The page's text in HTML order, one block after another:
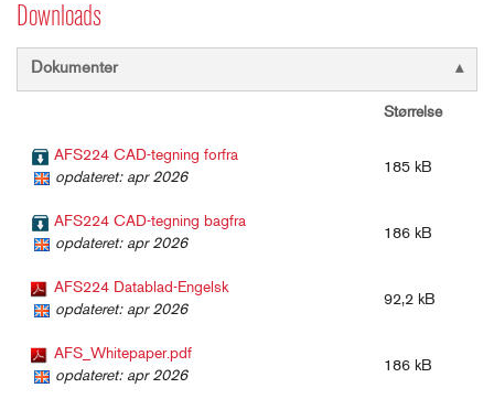
Downloads
Dokumenter
Størrelse
AFS224 CAD-tegning forfra
opdateret: apr 2026
185 kB
AFS224 CAD-tegning bagfra
opdateret: apr 2026
186 kB
AFS224 Datablad-Engelsk
opdateret: apr 2026
92,2 kB
AFS_Whitepaper.pdf
opdateret: apr 2026
186 kB